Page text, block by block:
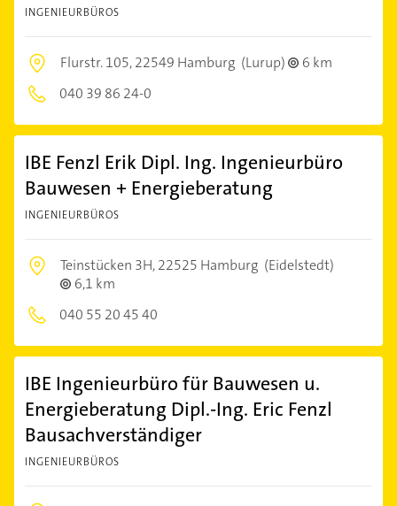
INGENIEURBÜROS
Flurstr. 105,22549 Hamburg (Lurup)
6 km
040 39 86 24-0
IBE Fenzl Erik Dipl. Ing. Ingenieurbüro
Bauwesen + Energieberatung
INGENIEURBÜROS
Teinstücken 3H,22525 Hamburg (Eidelstedt)
6,1 km
040 55 20 45 40
IBE Ingenieurbüro für Bauwesen u.
Energieberatung Dipl.-Ing. Eric Fenzl
Bausachverständiger
INGENIEURBÜROS